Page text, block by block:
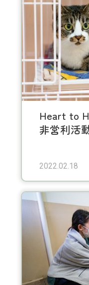
Heart to
非営利活
2022.02.18